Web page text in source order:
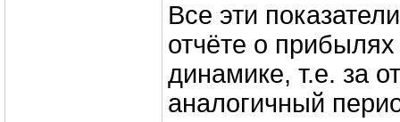
Все эти
отчёте о
динамике, т.е. за
аналогичный